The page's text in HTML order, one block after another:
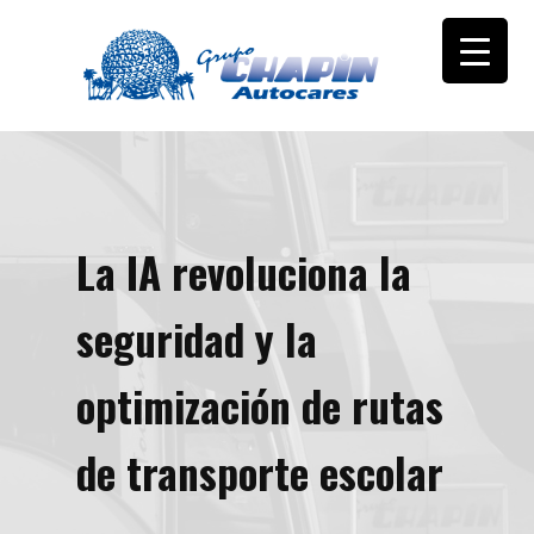
La IA revoluciona la
seguridad y la
optimización de rutas
de transporte escolar